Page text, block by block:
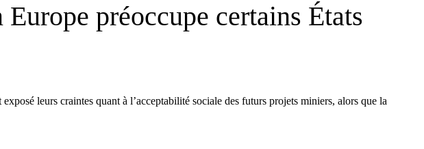
préoccupe certains États
leurs craintes quant à l’acceptabilité sociale des futurs projets miniers, alors que la